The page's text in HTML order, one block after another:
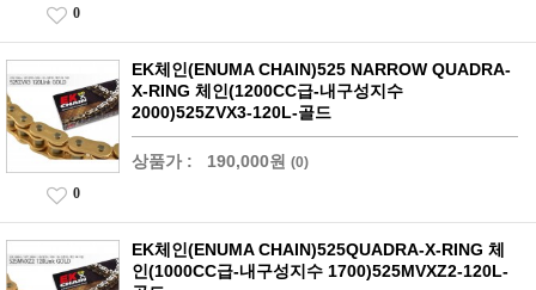
0
EK체인(ENUMA CHAIN)525 NARROW QUADRA-
X-RING 체인(1200CC급-내구성지수
2000)525ZVX3-120L-골드
상품가 : 190,000원 (0)
0
EK체인(ENUMA CHAIN)525QUADRA-X-RING 체
인(1000CC급-내구성지수 1700)525MVXZ2-120L-